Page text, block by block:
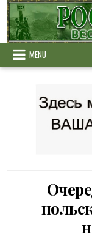
Skip
to
content
MENU